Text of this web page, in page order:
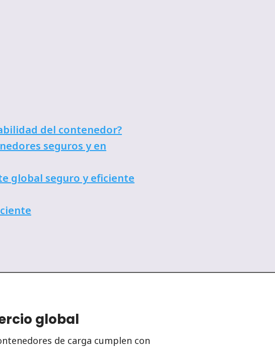
del contenedor?
seguros y en
global seguro y eficiente
global
de carga cumplen con